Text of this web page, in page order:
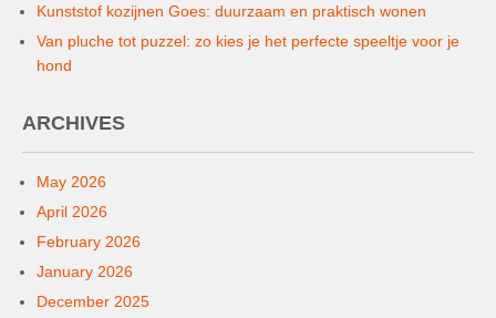
Kunststof kozijnen Goes: duurzaam en praktisch wonen
Van pluche tot puzzel: zo kies je het perfecte speeltje voor je
hond
ARCHIVES
May 2026
April 2026
February 2026
January 2026
December 2025